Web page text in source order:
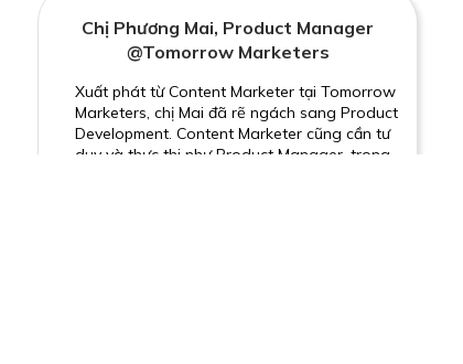
Xuất phát từ Content Marketer tại Tomorrow
Marketers, chị Mai đã rẽ ngách sang Product
Development. Content Marketer cũng cần tư
duy và thực thi như Product Manager, trong
Chị Phương Mai, Product Manager
@Tomorrow Marketers